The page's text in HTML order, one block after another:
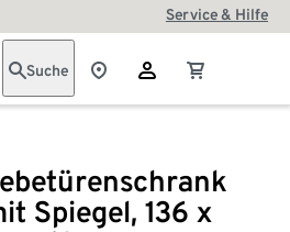
Service & Hilfe
Suche
Spiegel, 136 x